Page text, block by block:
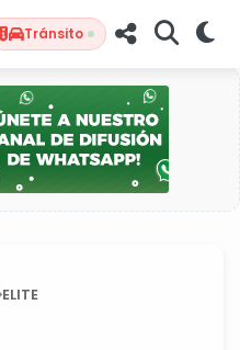
Tránsito
ELITE